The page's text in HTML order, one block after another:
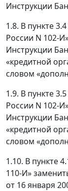
Инструкции
1.8. В пункте
России N 102-
Инструкции
«кредитной
словом
1.9. В пункте
России N 102-
Инструкции
«кредитной
словом
1.10. В пункте
110-И»
от 16 января